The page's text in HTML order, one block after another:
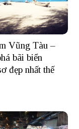
Vũng Tàu –
bãi biển
đẹp nhất thế